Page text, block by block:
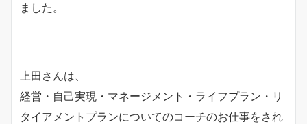
ました。
上田さんは、
経営・自己実現・マネージメント・ライフプラン・リ
タイアメントプランについてのコーチのお仕事をされ